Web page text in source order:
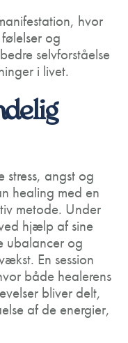
hvor
og
selvforståelse
i livet.
stress, angst og
healing med en
metode. Under
hjælp af sine
ubalancer og
En session
både healerens
bliver delt,
af de energier,